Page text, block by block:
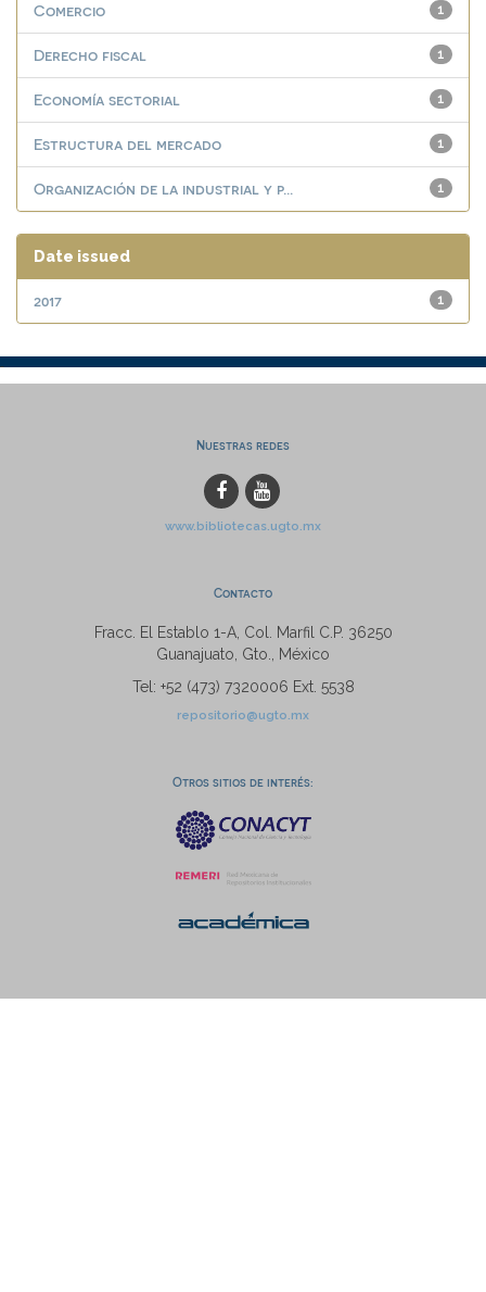
1
Comercio
1
Derecho fiscal
1
Economía sectorial
1
Estructura del mercado
1
Organización de la industrial y p...
Date issued
1
2017
Nuestras redes
www.bibliotecas.ugto.mx
Contacto
Fracc. El Establo 1-A, Col. Marfil C.P. 36250
Guanajuato, Gto., México
Tel: +52 (473) 7320006 Ext. 5538
repositorio@ugto.mx
Otros sitios de interés: